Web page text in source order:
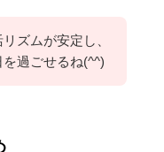
ズムが安定し、
過ごせるね(^^)